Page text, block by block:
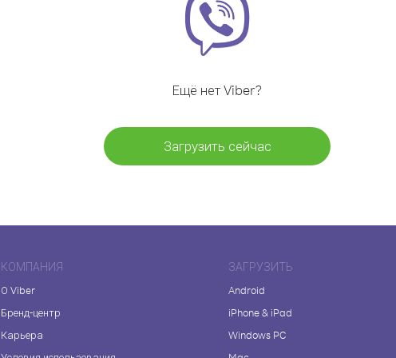
Ещё нет Viber?
Загрузить сейчас
КОМПАНИЯ
О Viber
Бренд-центр
Карьера
ЗАГРУЗИТЬ
Android
iPhone & iPad
Windows PC